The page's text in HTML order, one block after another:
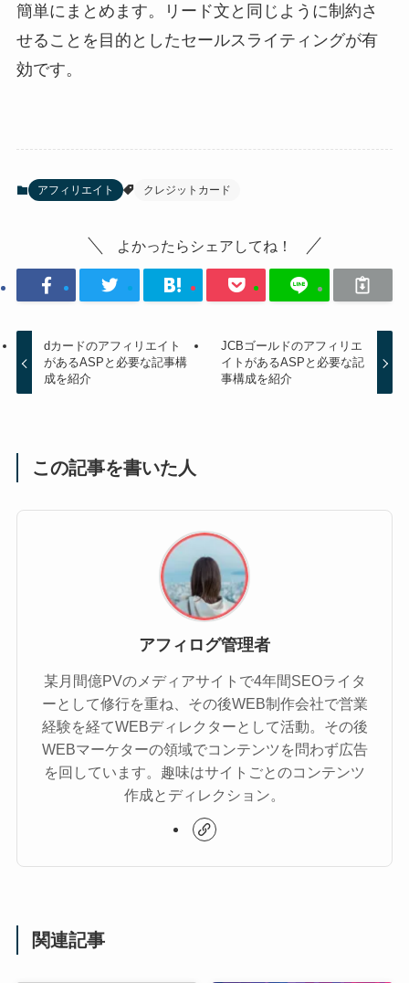
簡単にまとめます。リード文と同じように制約さ
せることを目的としたセールスライティングが有
効です。
アフィリエイト クレジットカード
よかったらシェアしてね！
dカードのアフィリエイト
があるASPと必要な記事構
成を紹介
JCBゴールドのアフィリエ
イトがあるASPと必要な記
事構成を紹介
この記事を書いた人
アフィログ管理者
某月間億PVのメディアサイトで4年間SEOライタ
ーとして修行を重ね、その後WEB制作会社で営業
経験を経てWEBディレクターとして活動。その後
WEBマーケターの領域でコンテンツを問わず広告
を回しています。趣味はサイトごとのコンテンツ
作成とディレクション。
関連記事